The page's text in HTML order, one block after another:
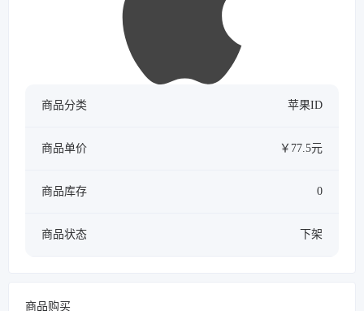
商品分类 苹果ID
商品单价 ￥77.5元
商品库存 0
商品状态 下架
商品购买